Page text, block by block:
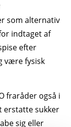
som alternativ
indtaget af
efter
være fysisk
fraråder også i
erstatte sukker
sig eller